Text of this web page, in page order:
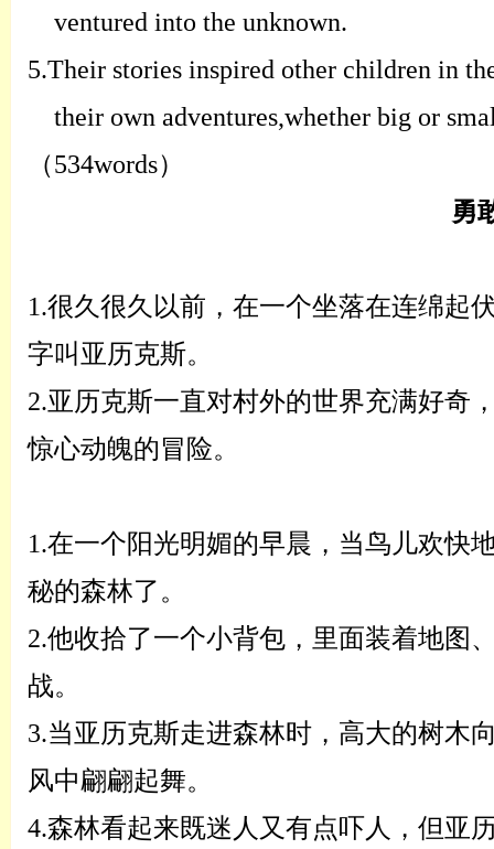
ventured into the unknown.
5.Their stories inspired other children in
their own adventures,whether big or
（534words）
勇
1.很久很久以前，在一个坐落在连绵起
字叫亚历克斯。
2.亚历克斯一直对村外的世界充满好奇
惊心动魄的冒险。
1.在一个阳光明媚的早晨，当鸟儿欢快
秘的森林了。
2.他收拾了一个小背包，里面装着地图
战。
3.当亚历克斯走进森林时，高大的树木
风中翩翩起舞。
4.森林看起来既迷人又有点吓人，但亚